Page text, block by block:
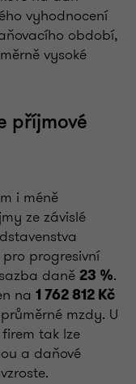
vyhodnocení
období,
vysoké
příjmové
i méně
ze závislé
progresivní
daně 23 %.
na 1 762 812 Kč
mzdy. U
tak lze
a daňové